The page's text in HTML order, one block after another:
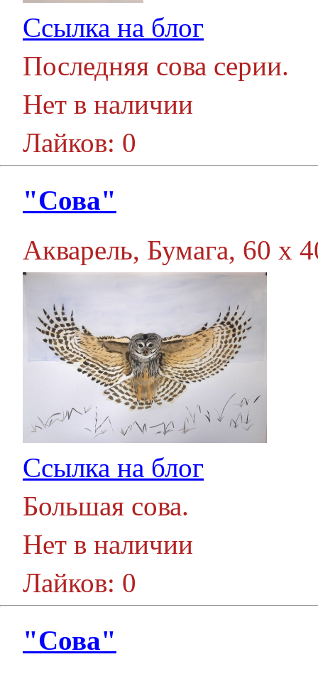
Ссылка на блог
Последняя сова серии.
Нет в наличии
Лайков: 0
"Сова"
Акварель, Бумага, 60 х
Ссылка на блог
Большая сова.
Нет в наличии
Лайков: 0
"Сова"